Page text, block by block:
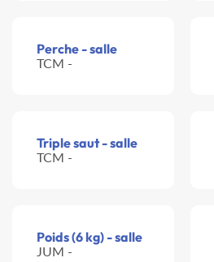
Perche - salle
TCM -
Triple saut - salle
TCM -
Poids (6 kg) - salle
JUM -